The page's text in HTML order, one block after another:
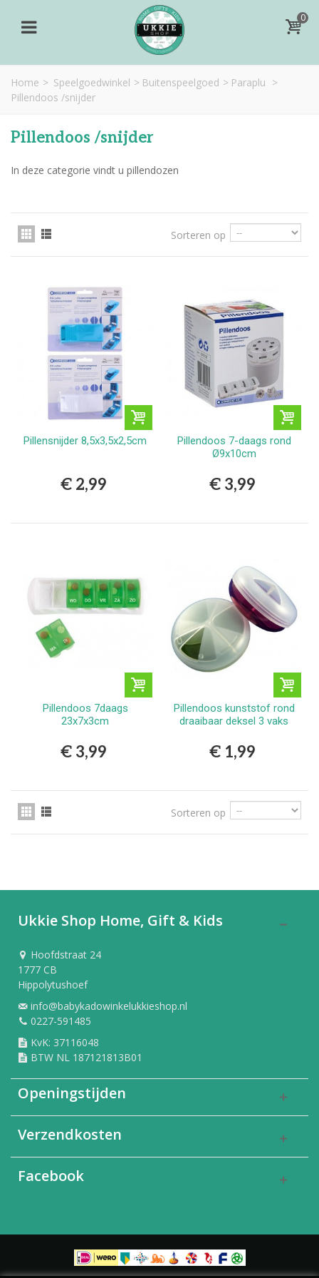
0
Home > Speelgoedwinkel > Buitenspeelgoed > Paraplu >
Pillendoos /snijder
Pillendoos /snijder
In deze categorie vindt u pillendozen
Sorteren op
Pillensnijder 8,5x3,5x2,5cm
€ 2,99
Pillendoos 7-daags rond
Ø9x10cm
€ 3,99
Pillendoos 7daags
23x7x3cm
€ 3,99
Pillendoos kunststof rond
draaibaar deksel 3 vaks
€ 1,99
Sorteren op
Ukkie Shop Home, Gift & Kids
Hoofdstraat 24
1777 CB
Hippolytushoef
info@babykadowinkelukkieshop.nl
0227-591485
KvK: 37116048
BTW NL 187121813B01
Openingstijden
Verzendkosten
Facebook